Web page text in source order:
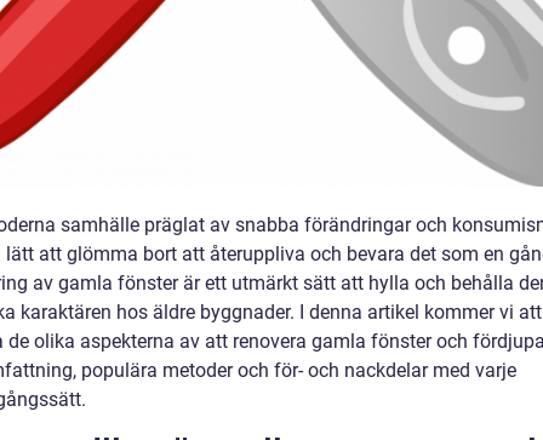
samhälle präglat av snabba förändringar och
lätt att glömma bort att återuppliva och bevara det som en
av gamla fönster är ett utmärkt sätt att hylla och behålla
karaktären hos äldre byggnader. I denna artikel kommer vi att
de olika aspekterna av att renovera gamla fönster och
populära metoder och för- och nackdelar med varje